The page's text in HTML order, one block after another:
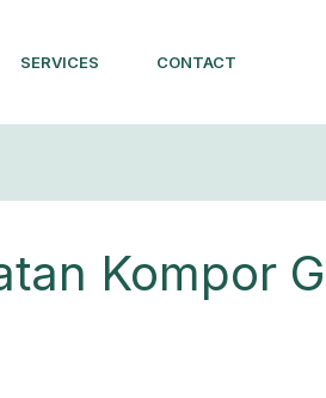
SERVICES CONTACT
Kompor